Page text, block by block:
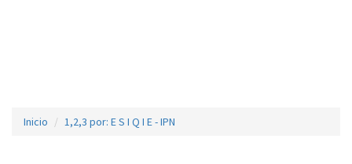
Inicio 1,2,3 por: E S I Q I E - IPN